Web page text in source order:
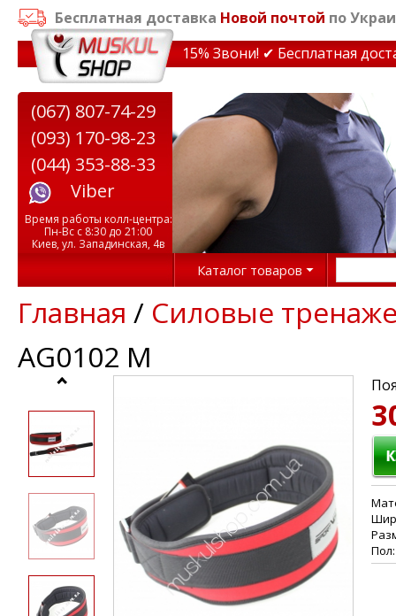
Бесплатная доставка Новой почтой по
на тренажеры до 15% Звони! ✔ Бесплатная
(067) 807-74-29
(093) 170-98-23
(044) 353-88-33
Viber
Время работы колл-центра:
Пн-Вс с 8:30 до 21:00
Киев, ул. Западинская, 4в
Каталог товаров
Главная / Силовые
AG0102 M